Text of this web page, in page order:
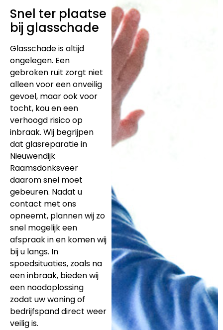
Snel ter plaatse
bij glasschade
Glasschade is altijd
ongelegen. Een
gebroken ruit zorgt niet
alleen voor een onveilig
gevoel, maar ook voor
tocht, kou en een
verhoogd risico op
inbraak. Wij begrijpen
dat glasreparatie in
Nieuwendijk
Raamsdonksveer
daarom snel moet
gebeuren. Nadat u
contact met ons
opneemt, plannen wij zo
snel mogelijk een
afspraak in en komen wij
bij u langs. In
spoedsituaties, zoals na
een inbraak, bieden wij
een noodoplossing
zodat uw woning of
bedrijfspand direct weer
veilig is.